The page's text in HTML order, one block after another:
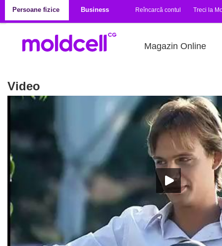
Persoane fizice
Business Reîncarcă contul Treci la
Magazin Online
Video